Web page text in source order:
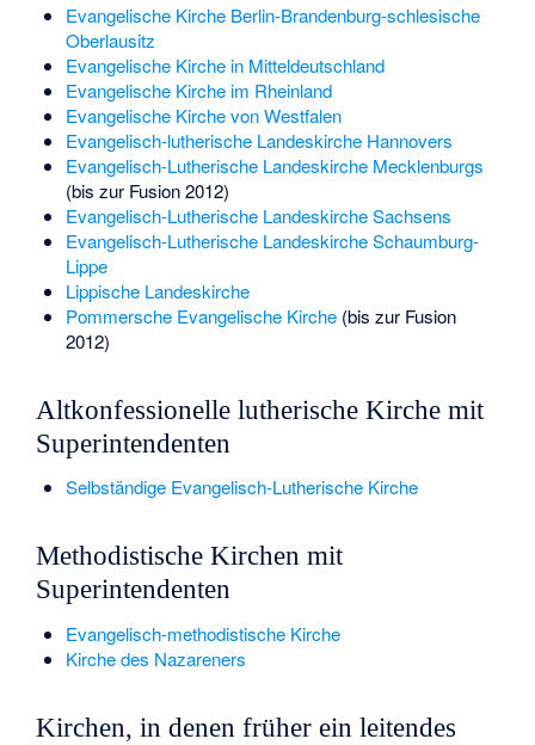
Evangelische Kirche Berlin-Brandenburg-schlesische
Oberlausitz
Evangelische Kirche in Mitteldeutschland
Evangelische Kirche im Rheinland
Evangelische Kirche von Westfalen
Evangelisch-lutherische Landeskirche Hannovers
Evangelisch-Lutherische Landeskirche Mecklenburgs
(bis zur Fusion 2012)
Evangelisch-Lutherische Landeskirche Sachsens
Evangelisch-Lutherische Landeskirche Schaumburg-
Lippe
Lippische Landeskirche
Pommersche Evangelische Kirche(bis zur Fusion
2012)
Altkonfessionelle lutherische Kirche mit
Superintendenten
Selbständige Evangelisch-Lutherische Kirche
Methodistische Kirchen mit
Superintendenten
Evangelisch-methodistische Kirche
Kirche des Nazareners
Kirchen, in denen früher ein leitendes